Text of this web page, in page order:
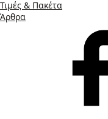
Τιμές & Πακέτα
Άρθρα